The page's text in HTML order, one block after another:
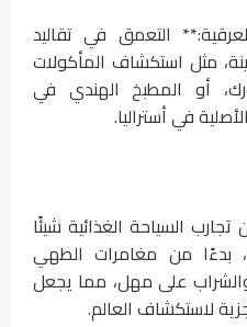
التعمق في تقاليد
مثل استكشاف المأكولات
أو المطبخ الهندي في
في أستراليا.
السياحة الغذائية شيئًا
بدءًا من مغامرات الطهي
على مهل، مما يجعل
لاستكشاف العالم.